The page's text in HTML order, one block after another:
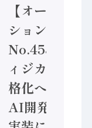
【オートメー
ション新聞
No.453】フ
ィジカルAI本
格化へ 国産
AI開発や社会